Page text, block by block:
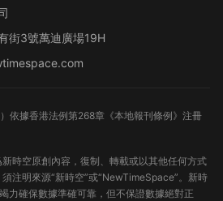
街3號萬迪廣場19H
）依據香港法例第268章《本地報刊條例》注冊
時空原創內容，復制、轉載或以其他任何方式
注明來源“新時空”或“NewTimeSpace”。新時
力確保數據準確可靠，但不保證數據絕對正